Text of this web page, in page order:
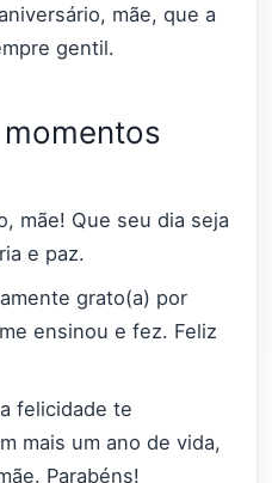
mãe, que a
gentil.
mãe! Que seu dia seja
e paz.
grato(a) por
ensinou e fez. Feliz
felicidade te
mais um ano de vida,
Parabéns!